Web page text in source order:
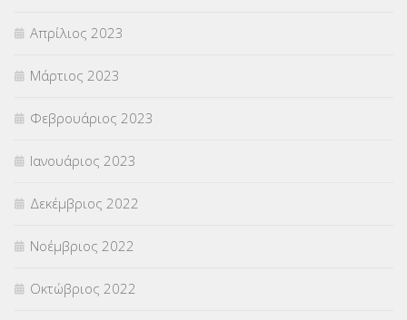
Απρίλιος 2023
Μάρτιος 2023
Φεβρουάριος 2023
Ιανουάριος 2023
Δεκέμβριος 2022
Νοέμβριος 2022
Οκτώβριος 2022